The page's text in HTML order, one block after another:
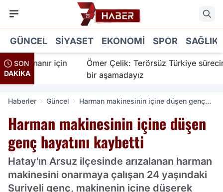
GÜNCEL SIYASET EKONOMI SPOR SAĞLIK
SON
DAKİKA
İnanır için
Ömer Çelik: Terörsüz Türkiye sürecinde
bir aşamadayız
Haberler Güncel
Harman makinesinin içine düşen genç
Harman makinesinin içine düşen
genç hayatını kaybetti
Hatay'ın Arsuz ilçesinde arızalanan harman
makinesini onarmaya çalışan 24 yaşındaki
Suriyeli genç, makinenin içine düşerek